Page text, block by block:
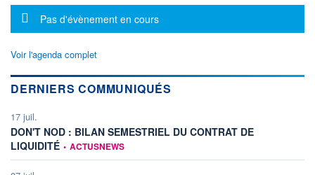
Message d'information
Pas d'évènement en cours
Voir l'agenda complet
DERNIERS COMMUNIQUÉS
17 juil.
DON'T NOD : BILAN SEMESTRIEL DU CONTRAT DE
LIQUIDITÉinformation fournie par
• ACTUSNEWS